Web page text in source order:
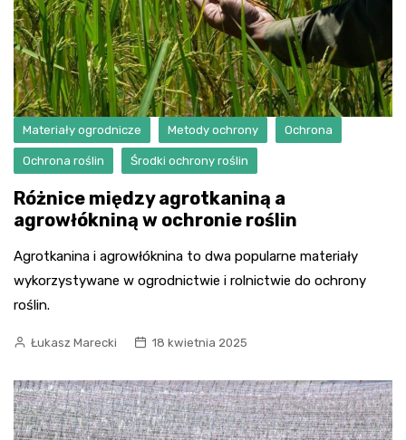
Materiały ogrodnicze Metody ochrony Ochrona
Ochrona roślin Środki ochrony roślin
Różnice między agrotkaniną a
agrowłókniną w ochronie roślin
Agrotkanina i agrowłóknina to dwa popularne materiały
wykorzystywane w ogrodnictwie i rolnictwie do ochrony
roślin.
Łukasz Marecki 18 kwietnia 2025